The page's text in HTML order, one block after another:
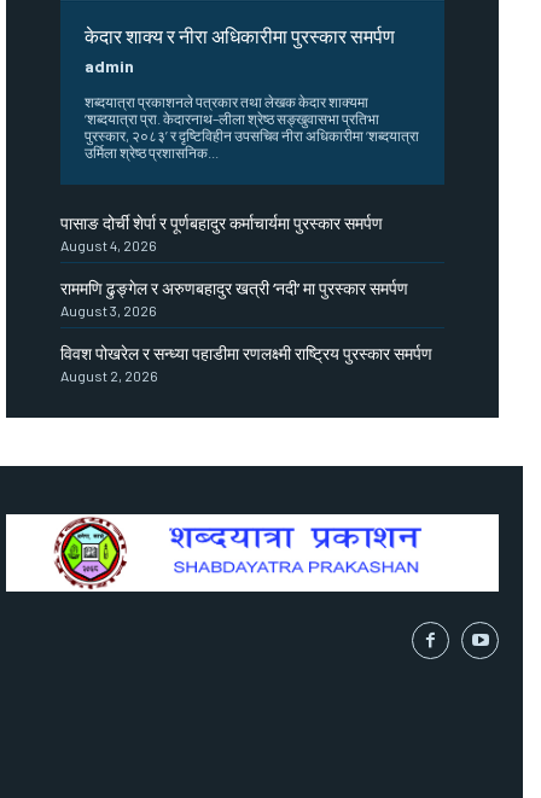
केदार शाक्य र नीरा अधिकारीमा पुरस्कार समर्पण
admin
शब्दयात्रा प्रकाशनले पत्रकार तथा लेखक केदार शाक्यमा
‘शब्दयात्रा प्रा. केदारनाथ–लीला श्रेष्ठ सङ्खुवासभा प्रतिभा
पुरस्कार, २०८३’ र दृष्टिविहीन उपसचिव नीरा अधिकारीमा ‘शब्दयात्रा
उर्मिला श्रेष्ठ प्रशासनिक...
पासाङ दोर्ची शेर्पा र पूर्णबहादुर कर्माचार्यमा पुरस्कार समर्पण
August 4, 2026
राममणि ढुङ्गेल र अरुणबहादुर खत्री ‘नदी’ मा पुरस्कार समर्पण
August 3, 2026
विवश पोखरेल र सन्ध्या पहाडीमा रणलक्ष्मी राष्ट्रिय पुरस्कार समर्पण
August 2, 2026